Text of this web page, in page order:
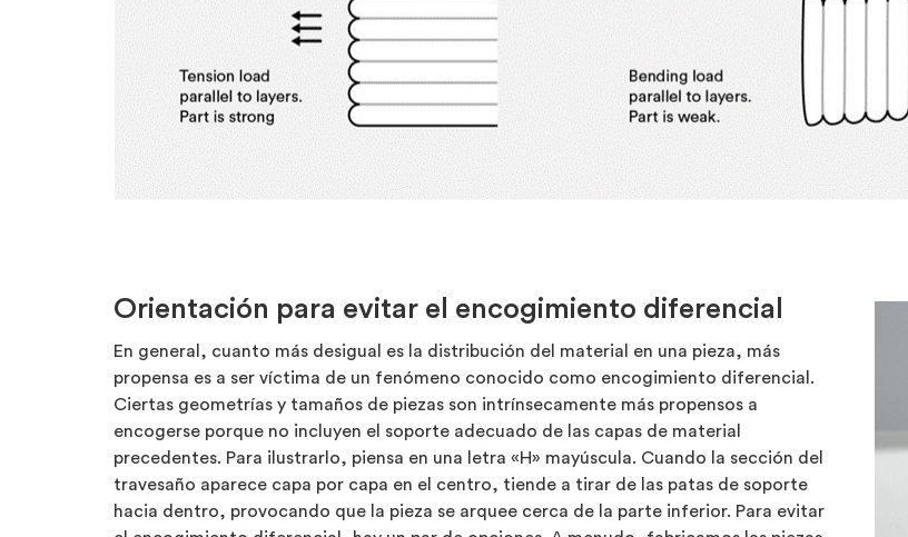
Orientación para evitar el encogimiento diferencial
En general, cuanto más desigual es la distribución del material en una pieza, más
propensa es a ser víctima de un fenómeno conocido como encogimiento diferencial.
Ciertas geometrías y tamaños de piezas son intrínsecamente más propensos a
encogerse porque no incluyen el soporte adecuado de las capas de material
precedentes. Para ilustrarlo, piensa en una letra «H» mayúscula. Cuando la sección del
travesaño aparece capa por capa en el centro, tiende a tirar de las patas de soporte
hacia dentro, provocando que la pieza se arquee cerca de la parte inferior. Para evitar